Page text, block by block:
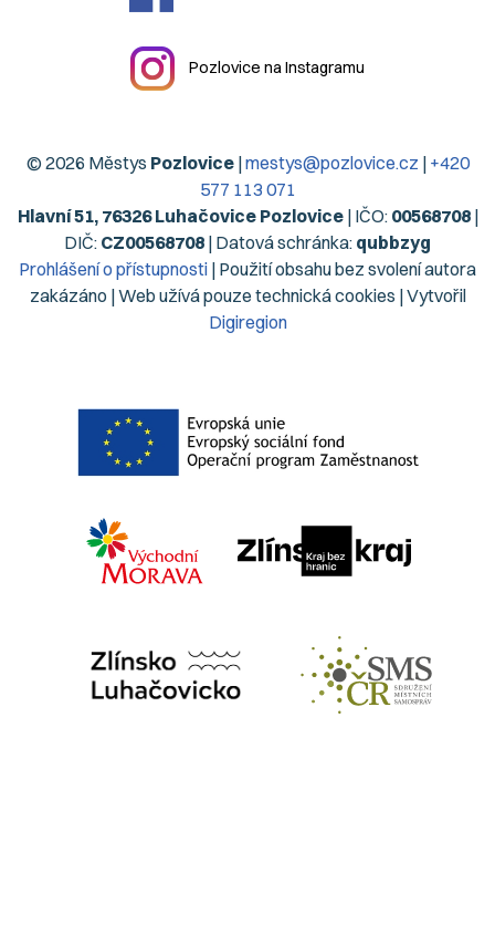
Pozlovice na Instagramu
© 2026 Městys Pozlovice|mestys@pozlovice.cz | +420
577 113 071
Hlavní 51, 76326 Luhačovice Pozlovice| IČO: 00568708|
DIČ: CZ00568708 | Datová schránka: qubbzyg
Prohlášení o přístupnosti | Použití obsahu bez svolení autora
zakázáno | Web užívá pouze technická cookies | Vytvořil
Digiregion